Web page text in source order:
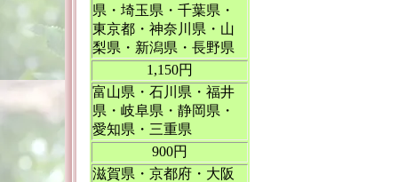
県・埼玉県・千葉県・
東京都・神奈川県・山
梨県・新潟県・長野県
1,150円
富山県・石川県・福井
県・岐阜県・静岡県・
愛知県・三重県
900円
滋賀県・京都府・大阪